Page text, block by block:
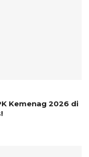
Kemenag 2026 di